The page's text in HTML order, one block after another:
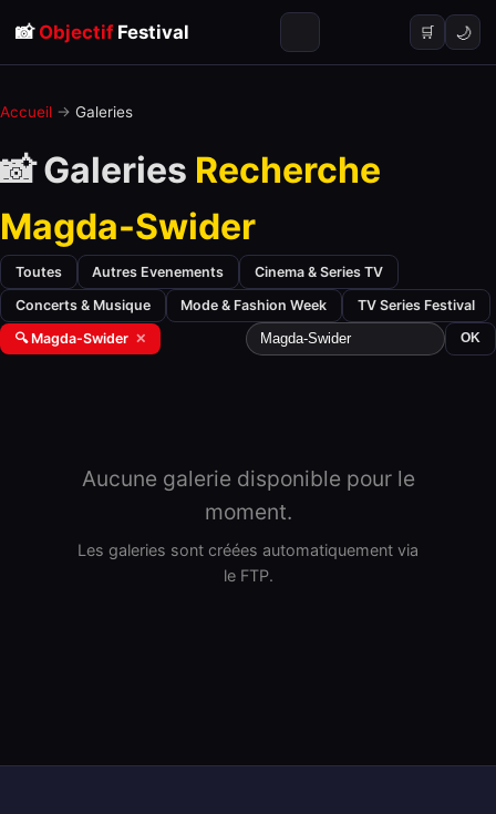
📸 ObjectifFestival 🛒 🌙
Accueil → Galeries
📸 Galeries Recherche
Magda-Swider
Toutes Autres Evenements Cinema & Series TV
Concerts & Musique Mode & Fashion Week TV Series Festival
🔍 Magda-Swider ✕ OK
Aucune galerie disponible pour le
moment.
Les galeries sont créées automatiquement via
le FTP.